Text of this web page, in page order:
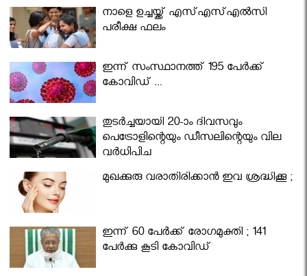
നാളെ ഉച്ചയ്ക്ക് എസ്എസ്എല്‍സി
പരീക്ഷ ഫലം
ഇന്ന് സംസ്ഥാനത്ത് 195 പേര്‍ക്ക്
കോവിഡ് ...
തുടർച്ചയായി 20-ാം ദിവസവും
പെട്രോളിന്റെയും ഡീസലിന്റെയും വില
വര്‍ധിപ്പിച്ചു
മുഖക്കുരു വരാതിരിക്കാന്‍ ഇവ ശ്രദ്ധിക്കൂ ;
ഇന്ന് 60 പേർക്ക് രോഗമുക്തി ; 141
പേര്‍ക്കു കൂടി കോവിഡ്